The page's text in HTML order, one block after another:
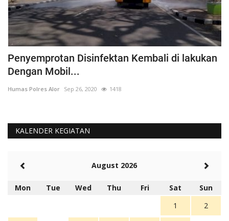
Penyemprotan Disinfektan Kembali di lakukan
Dengan Mobil...
Humas Polres Alor Sep 26, 2020 1418
KALENDER KEGIATAN
August 2026
Mon Tue Wed Thu Fri Sat
Sun
1
2